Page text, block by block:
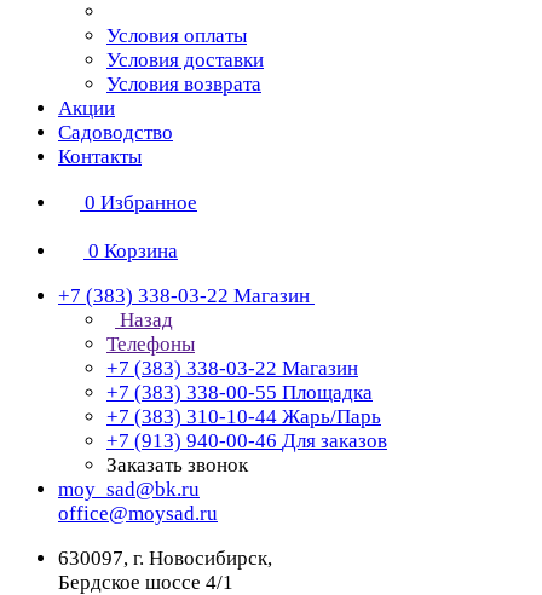
Условия оплаты
Условия доставки
Условия возврата
Акции
Садоводство
Контакты
0 Избранное
0 Корзина
+7 (383) 338-03-22 Магазин
Назад
Телефоны
+7 (383) 338-03-22 Магазин
+7 (383) 338-00-55 Площадка
+7 (383) 310-10-44 Жарь/Парь
+7 (913) 940-00-46 Для заказов
Заказать звонок
moy_sad@bk.ru
office@moysad.ru
630097, г. Новосибирск,
Бердское шоссе 4/1